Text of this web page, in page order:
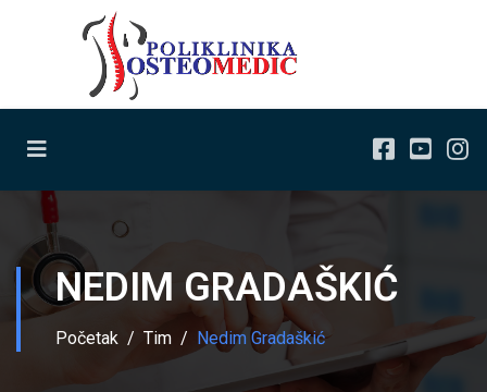
NEDIM GRADAŠKIĆ
Početak Tim Nedim Gradaškić